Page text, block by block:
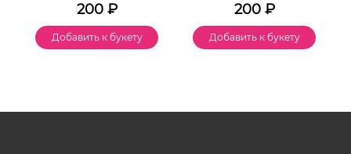
200₽
Добавить к букету
200₽
Добавить к букету